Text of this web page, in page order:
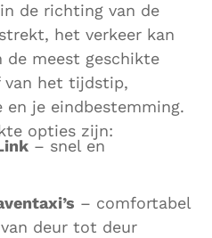
de richting van de
het verkeer kan
de meest geschikte
van het tijdstip,
en je eindbestemming.
opties zijn:
– snel en
– comfortabel
deur tot deur